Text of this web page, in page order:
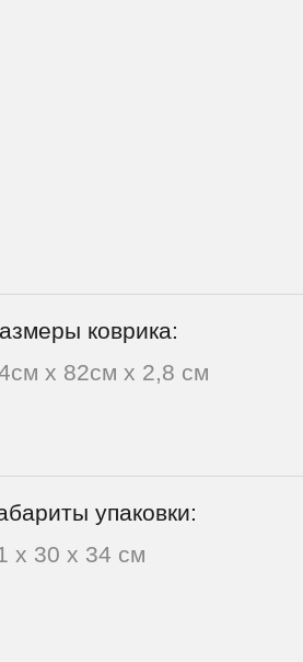
коврика:
х 82см х 2,8 см
упаковки:
х 30 х 34 см